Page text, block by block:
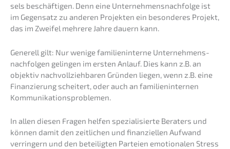
sels beschäf­ti­gen. Denn eine Unternehmens­nachfolge ist
im Gegen­satz zu anderen Projek­ten ein beson­de­res Projekt,
das im Zweifel mehre­re Jahre dauern kann.
Generell gilt: Nur wenige famili­en­in­ter­ne Unter­neh­mens­
nach­fol­gen gelin­gen im ersten Anlauf. Dies kann z.B. an
objek­tiv nachvoll­zieh­ba­ren Gründen liegen, wenn z.B. eine
Finan­zie­rung schei­tert, oder auch an famili­en­in­ter­nen
Kommunikationsproblemen.
In allen diesen Fragen helfen spezia­li­sier­te Beraters und
können damit den zeitli­chen und finan­zi­el­len Aufwand
verrin­gern und den betei­lig­ten Partei­en emotio­na­len Stress